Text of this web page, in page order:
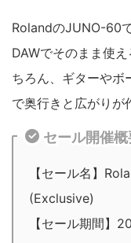
RolandのJUNO-60
DAWでそのまま使
ちろん、ギターやボ
で奥行きと広がりが
セール開催概
【セール名】
(Exclusive)
【セール期間】